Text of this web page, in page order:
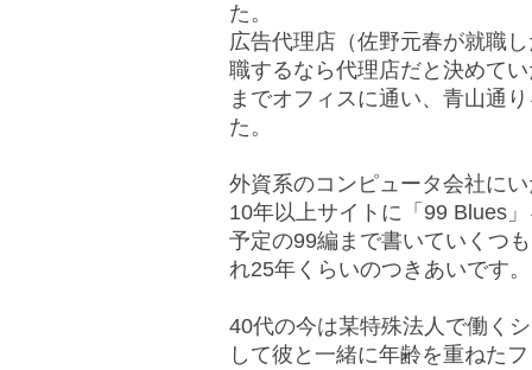
た。
広告代理店（佐野元春が就職
職するなら代理店だと決めて
までオフィスに通い、青山通
た。
外資系のコンピュータ会社に
10年以上サイトに「99 Blues
予定の99編まで書いていくつ
れ25年くらいのつきあいです
40代の今は某特殊法人で働く
して彼と一緒に年齢を重ねた